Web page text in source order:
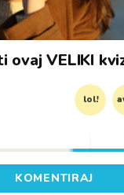
VELIKI
lol!
KOMENTIRAJ